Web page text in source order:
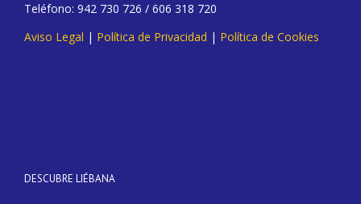
Teléfono: 942 730 726 / 606 318 720
Aviso Legal | Política de Privacidad | Política de Cookies
DESCUBRE LIÉBANA